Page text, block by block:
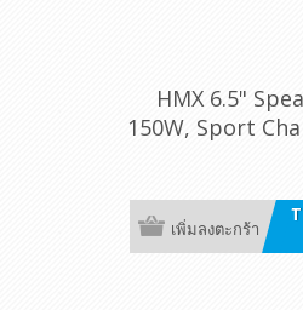
HMX 6.5"
150W, Sport
เพิ่มลงตะกร้า